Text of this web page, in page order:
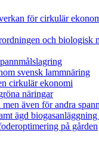
för cirkulär
och biologisk
svensk lammnäring
cirkulär ekonomi
näringar
även för andra
ägd
på gården